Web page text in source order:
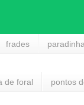
frades
de foral pontos